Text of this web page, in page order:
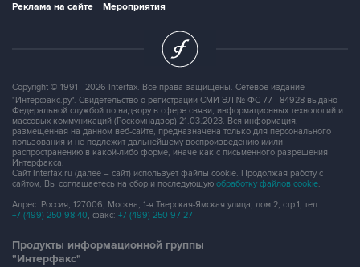
Реклама на сайте
Мероприятия
Copyright © 1991—2026 Interfax. Все права защищены. Сетевое издание
"Интерфакс.ру". Свидетельство о регистрации СМИ ЭЛ № ФС 77 - 84928 выдано
Федеральной службой по надзору в сфере связи, информационных технологий и
массовых коммуникаций (Роскомнадзор) 21.03.2023. Вся информация,
размещенная на данном веб-сайте, предназначена только для персонального
пользования и не подлежит дальнейшему воспроизведению и/или
распространению в какой-либо форме, иначе как с письменного разрешения
Интерфакса.
Сайт Interfax.ru (далее – сайт) использует файлы cookie. Продолжая работу с
сайтом, Вы соглашаетесь на сбор и последующую обработку файлов cookie.
Адрес: Россия, 127006, Москва, 1-я Тверская-Ямская улица, дом 2, стр.1, тел.:
+7 (499) 250-98-40, факс: +7 (499) 250-97-27
Продукты информационной группы
"Интерфакс"